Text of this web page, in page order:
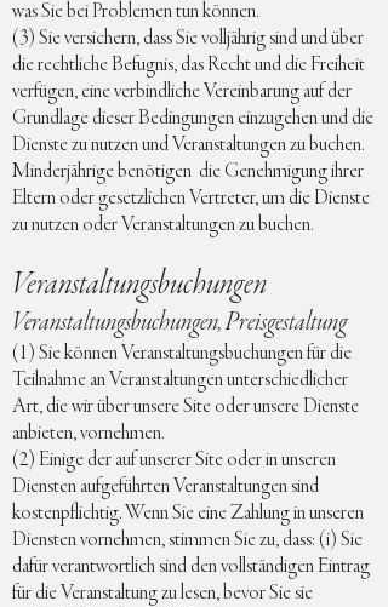
was Sie bei Problemen tun können.
(3) Sie versichern, dass Sie volljährig sind und über
die rechtliche Befugnis, das Recht und die Freiheit
verfügen, eine verbindliche Vereinbarung auf der
Grundlage dieser Bedingungen einzugehen und die
Dienste zu nutzen und Veranstaltungen zu buchen.
Minderjährige benötigen die Genehmigung ihrer
Eltern oder gesetzlichen Vertreter, um die Dienste
zu nutzen oder Veranstaltungen zu buchen.
Veranstaltungsbuchungen
Veranstaltungsbuchungen, Preisgestaltung
(1) Sie können Veranstaltungsbuchungen für die
Teilnahme an Veranstaltungen unterschiedlicher
Art, die wir über unsere Site oder unsere Dienste
anbieten, vornehmen.
(2) Einige der auf unserer Site oder in unseren
Diensten aufgeführten Veranstaltungen sind
kostenpflichtig. Wenn Sie eine Zahlung in unseren
Diensten vornehmen, stimmen Sie zu, dass: (i) Sie
dafür verantwortlich sind den vollständigen Eintrag
für die Veranstaltung zu lesen, bevor Sie sie